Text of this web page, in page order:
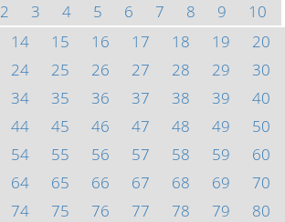
2 3 4 5 6 7 8 9
10
14 15 16 17 18 19
20
24 25 26 27 28 29
30
34 35 36 37 38 39
40
44 45 46 47 48 49
50
54 55 56 57 58 59
60
64 65 66 67 68 69
70
74 75 76 77 78 79
80